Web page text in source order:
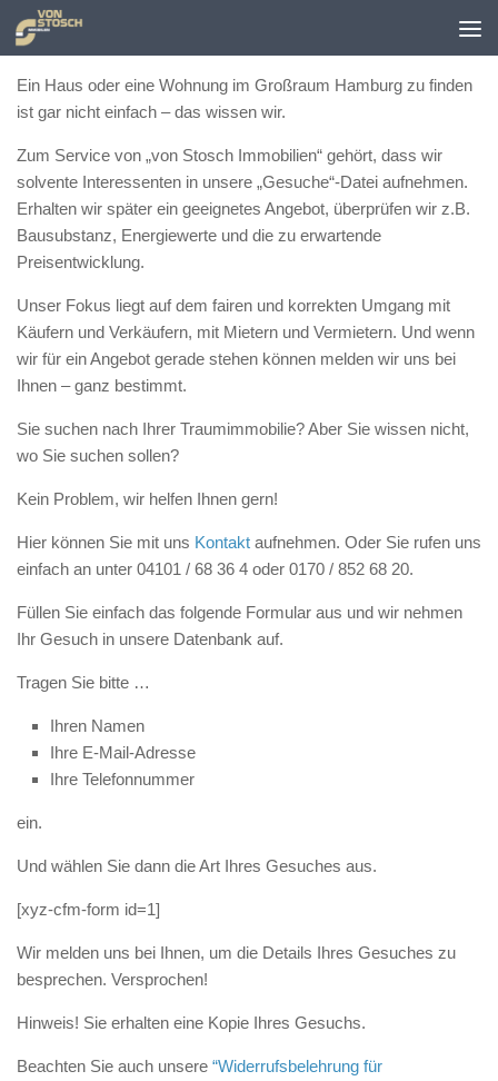
Zum Inhalt springen
Ein Haus oder eine Wohnung im Großraum Hamburg zu finden
ist gar nicht einfach – das wissen wir.
Zum Service von „von Stosch Immobilien“ gehört, dass wir
solvente Interessenten in unsere „Gesuche“-Datei aufnehmen.
Erhalten wir später ein geeignetes Angebot, überprüfen wir z.B.
Bausubstanz, Energiewerte und die zu erwartende
Preisentwicklung.
Unser Fokus liegt auf dem fairen und korrekten Umgang mit
Käufern und Verkäufern, mit Mietern und Vermietern. Und wenn
wir für ein Angebot gerade stehen können melden wir uns bei
Ihnen – ganz bestimmt.
Sie suchen nach Ihrer Traumimmobilie? Aber Sie wissen nicht,
wo Sie suchen sollen?
Kein Problem, wir helfen Ihnen gern!
Hier können Sie mit uns Kontakt aufnehmen. Oder Sie rufen uns
einfach an unter 04101 / 68 36 4 oder 0170 / 852 68 20.
Füllen Sie einfach das folgende Formular aus und wir nehmen
Ihr Gesuch in unsere Datenbank auf.
Tragen Sie bitte …
Ihren Namen
Ihre E-Mail-Adresse
Ihre Telefonnummer
ein.
Und wählen Sie dann die Art Ihres Gesuches aus.
[xyz-cfm-form id=1]
Wir melden uns bei Ihnen, um die Details Ihres Gesuches zu
besprechen. Versprochen!
Hinweis! Sie erhalten eine Kopie Ihres Gesuchs.
Beachten Sie auch unsere “Widerrufsbelehrung für